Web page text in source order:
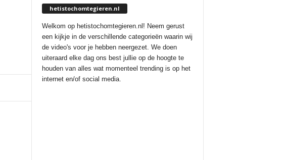
hetistochomtegieren.nl
Welkom op hetistochomtegieren.nl! Neem gerust
een kijkje in de verschillende categorieën waarin wij
de video's voor je hebben neergezet. We doen
uiteraard elke dag ons best jullie op de hoogte te
houden van alles wat momenteel trending is op het
internet en/of social media.